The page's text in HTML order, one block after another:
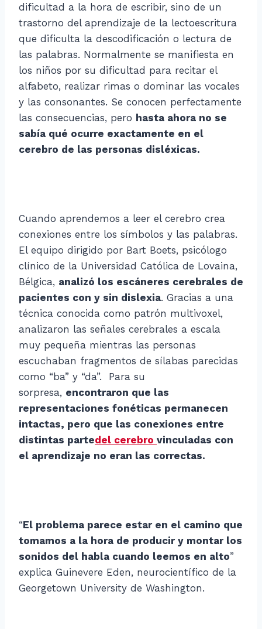
dificultad a la hora de escribir, sino de un
trastorno del aprendizaje de la lectoescritura
que dificulta la descodificación o lectura de
las palabras. Normalmente se manifiesta en
los niños por su dificultad para recitar el
alfabeto, realizar rimas o dominar las vocales
y las consonantes. Se conocen perfectamente
las consecuencias, pero hasta ahora no se
sabía qué ocurre exactamente en el
cerebro de las personas disléxicas.
Cuando aprendemos a leer el cerebro crea
conexiones entre los símbolos y las palabras.
El equipo dirigido por Bart Boets, psicólogo
clínico de la Universidad Católica de Lovaina,
Bélgica, analizó los escáneres cerebrales de
pacientes con y sin dislexia. Gracias a una
técnica conocida como patrón multivoxel,
analizaron las señales cerebrales a escala
muy pequeña mientras las personas
escuchaban fragmentos de sílabas parecidas
como “ba” y “da”. Para su
sorpresa, encontraron que las
representaciones fonéticas permanecen
intactas, pero que las conexiones entre
distintas partedel cerebro vinculadas con
el aprendizaje no eran las correctas.
“El problema parece estar en el camino que
tomamos a la hora de producir y montar los
sonidos del habla cuando leemos en alto”
explica Guinevere Eden, neurocientífico de la
Georgetown University de Washington.